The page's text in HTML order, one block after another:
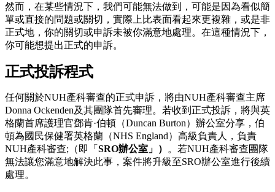
然而，在某些情況下，我們可能無法做到，可能是因為看似簡
單或直接的問題或關切，實際上比表面看起來更複雜，或是非
正式地，你的關切或申訴未被你滿意地處理。在這種情況下，
你可能想提出正式的申訴。
正式投訴程式
任何關於NUH產科審查的正式申訴，將由NUH產科審查主席
Donna Ockenden及其團隊首先審理。若收到正式投訴，將與英
格蘭首席護理官鄧肯·伯頓（Duncan Burton）辦公室分享，伯
頓為國民保健署英格蘭（NHS England）高級負責人，負責
NUH產科審查;（即「 SRO辦公室」）
。若NUH產科審查團隊
無法讓您滿意地解決此事，案件將升級至SRO辦公室進行後續
處理。